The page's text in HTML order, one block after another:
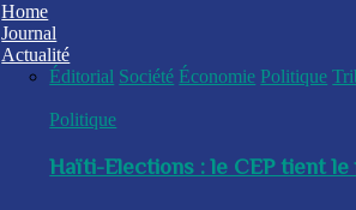
Home
Journal
Actualité
Éditorial Société Économie Politique
Politique
Haïti-Elections : le CEP tient le